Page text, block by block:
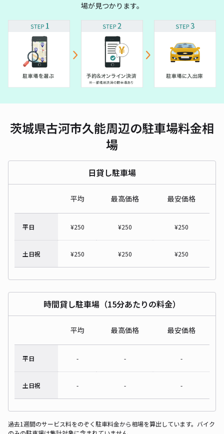
場が見つかります。
茨城県古河市久能周辺の駐車場料金相
場
日貸し駐車場
平均 最高価格 最安価格
平日 ¥250 ¥250 ¥250
土日祝 ¥250 ¥250 ¥250
時間貸し駐車場（15分あたりの料金）
平均 最高価格 最安価格
平日 - - -
土日祝 - - -
過去1週間のサービス料をのぞく駐車料金から相場を算出しています。バイク